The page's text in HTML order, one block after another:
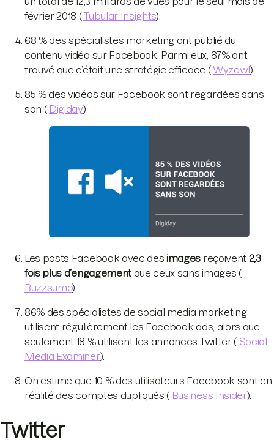
février 2018 (Tubular Insights).
68 % des spécialistes marketing ont publié du
contenu vidéo sur Facebook. Parmi eux, 87% ont
trouvé que c’était une stratégie efficace (Wyzowl).
85 % des vidéos sur Facebook sont regardées sans
son ( Digiday).
Les posts Facebook avec desimages reçoivent 2,3
fois plus d’engagementque ceux sans images (
Buzzsumo).
86% des spécialistes de social media marketing
utilisent régulièrement les Facebook ads, alors que
seulement 18 % utilisent les annonces Twitter ( Social
Media Examiner).
On estime que 10 % des utilisateurs Facebook sont en
réalité des comptes dupliqués ( Business Insider).
Twitter